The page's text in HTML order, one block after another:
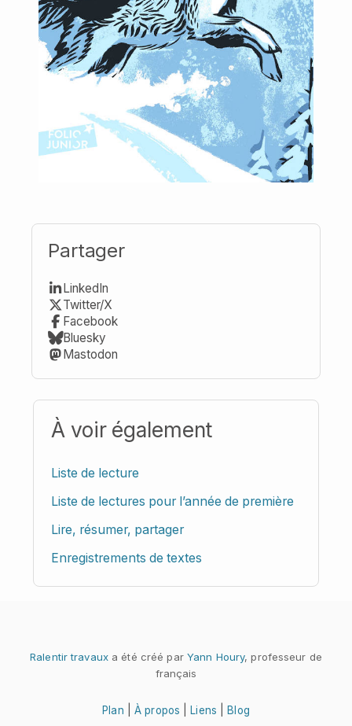
Partager
LinkedIn
Twitter/X
Facebook
Bluesky
Mastodon
À voir également
Liste de lecture
Liste de lectures pour l’année de première
Lire, résumer, partager
Enregistrements de textes
Ralentir travauxa été créé par Yann Houry, professeur de
français
Plan |À propos Liens Blog